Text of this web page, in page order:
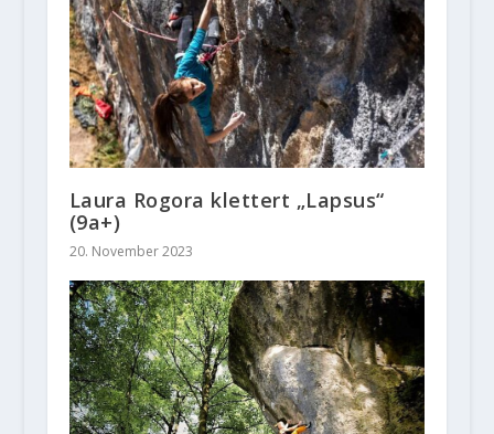
Laura Rogora klettert „Lapsus“
(9a+)
20. November 2023